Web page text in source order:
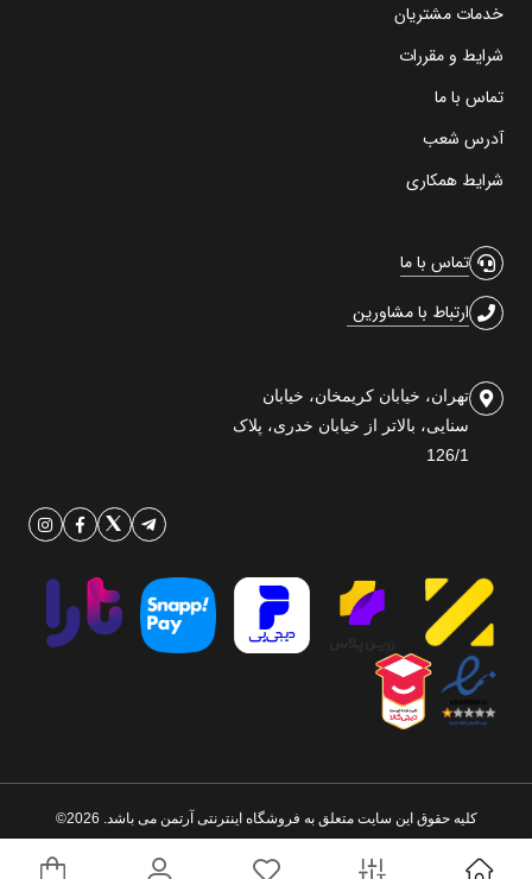
خدمات مشتریان
شرایط و مقررات
تماس با ما
آدرس شعب
شرایط همکاری
تماس با ما
ارتباط با مشاورین
تهران، خیابان کریمخان، خیابان
سنایی، بالاتر از خیابان خدری، پلاک
126/1
کلیه حقوق این سایت متعلق به فروشگاه اینترنتی آرتمن می باشد. 2026©